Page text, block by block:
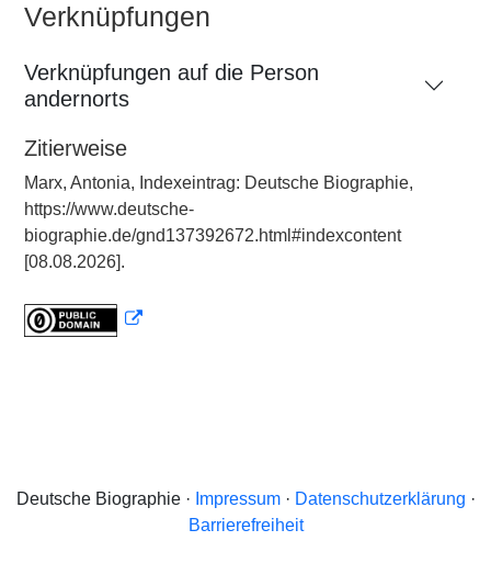
Verknüpfungen
Verknüpfungen auf die Person
andernorts
Zitierweise
Marx, Antonia, Indexeintrag: Deutsche Biographie,
https://www.deutsche-
biographie.de/gnd137392672.html#indexcontent
[08.08.2026].
Deutsche Biographie · Impressum· Datenschutzerklärung ·
Barrierefreiheit